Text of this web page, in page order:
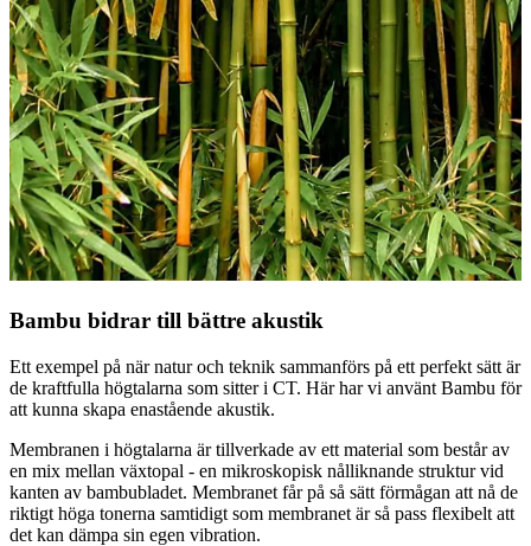
Bambu bidrar till bättre akustik
Ett exempel på när natur och teknik sammanförs på ett perfekt sätt är
de kraftfulla högtalarna som sitter i CT. Här har vi använt Bambu för
att kunna skapa enastående akustik.
Membranen i högtalarna är tillverkade av ett material som består av
en mix mellan växtopal - en mikroskopisk nålliknande struktur vid
kanten av bambubladet. Membranet får på så sätt förmågan att nå de
riktigt höga tonerna samtidigt som membranet är så pass flexibelt att
det kan dämpa sin egen vibration.